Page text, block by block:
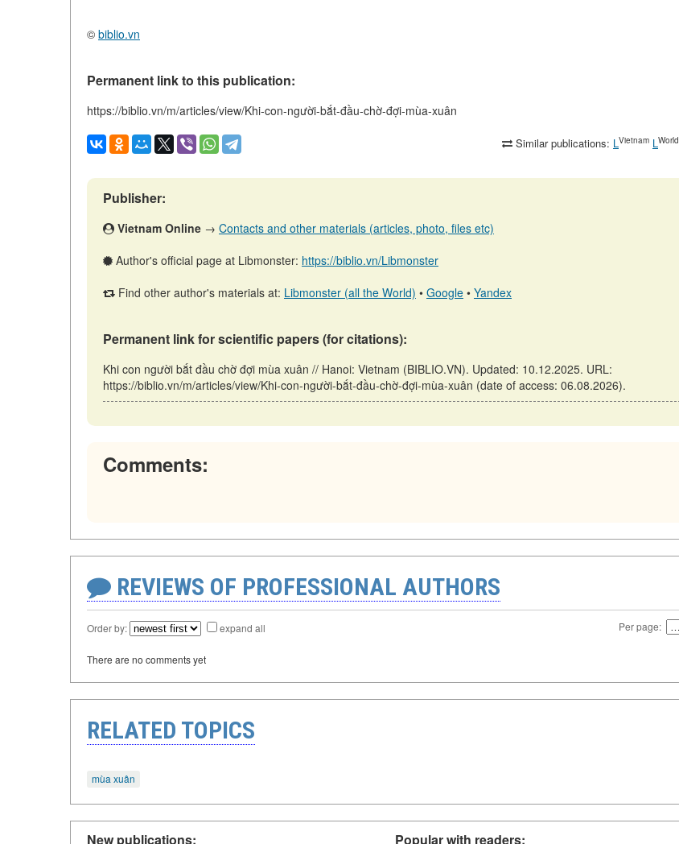
© biblio.vn
Permanent link to this publication:
https://biblio.vn/m/articles/view/Khi-con-người-bắt-đầu-chờ-đợi-mùa-xuân
Similar publications: LVietnam LWorld
Publisher:
Vietnam Online → Contacts and other materials (articles, photo, files etc)
Author's official page at Libmonster: https://biblio.vn/Libmonster
Find other author's materials at: Libmonster (all the World) • Google • Yandex
Permanent link for scientific papers (for citations):
Khi con người bắt đầu chờ đợi mùa xuân // Hanoi: Vietnam (BIBLIO.VN). Updated: 10.12.2025. URL:
https://biblio.vn/m/articles/view/Khi-con-người-bắt-đầu-chờ-đợi-mùa-xuân (date of access: 06.08.2026).
Comments:
REVIEWS OF PROFESSIONAL AUTHORS
Order by: expand all Per page:
There are no comments yet
RELATED TOPICS
mùa xuân
New publications: Popular with readers: